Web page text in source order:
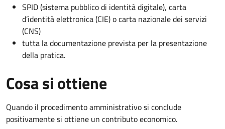
SPID (sistema pubblico di identità digitale), carta
d’identità elettronica (CIE) o carta nazionale dei servizi
(CNS)
tutta la documentazione prevista per la presentazione
della pratica.
Cosa si ottiene
Quando il procedimento amministrativo si conclude
positivamente si ottiene un contributo economico.